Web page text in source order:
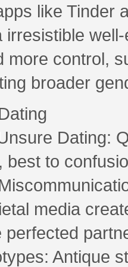
like Tinder
irresistible
more control,
broader
Dating:
best to
media
perfected
Antique